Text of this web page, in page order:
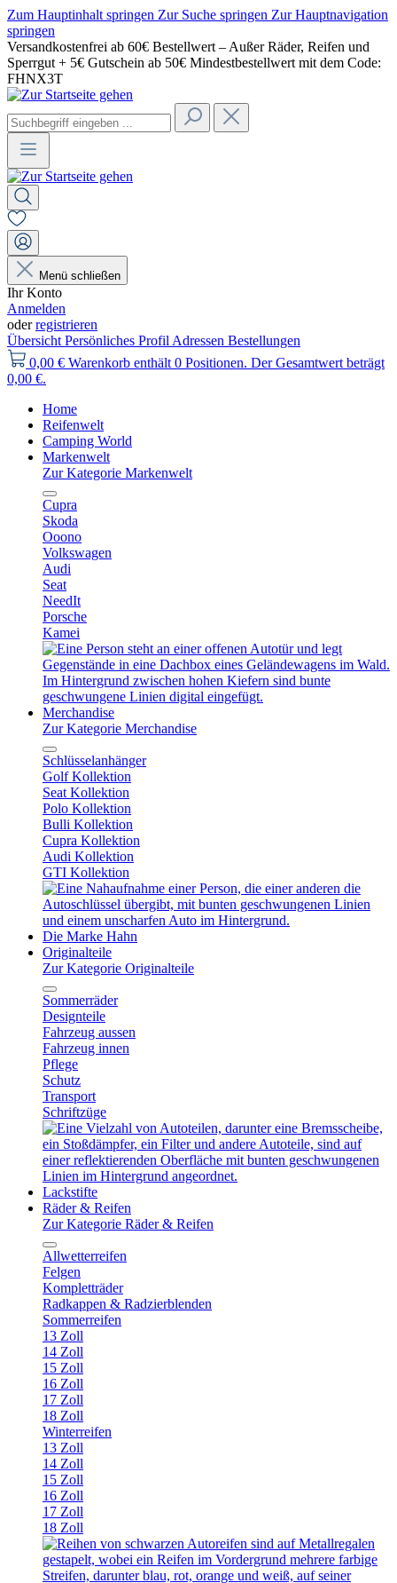
Zum Hauptinhalt springen Zur Suche springen Zur Hauptnavigation
springen
Versandkostenfrei ab 60€ Bestellwert – Außer Räder, Reifen und
Sperrgut + 5€ Gutschein ab 50€ Mindestbestellwert mit dem Code:
FHNX3T
Menü schließen
Ihr Konto
Anmelden
oderregistrieren
Übersicht Persönliches Profil Adressen Bestellungen
0,00 € Warenkorb enthält 0 Positionen. Der Gesamtwert beträgt
0,00 €.
Home
Reifenwelt
Camping World
Markenwelt
Zur Kategorie Markenwelt
Cupra
Skoda
Ooono
Volkswagen
Audi
Seat
NeedIt
Porsche
Kamei
Merchandise
Zur Kategorie Merchandise
Schlüsselanhänger
Golf Kollektion
Seat Kollektion
Polo Kollektion
Bulli Kollektion
Cupra Kollektion
Audi Kollektion
GTI Kollektion
Die Marke Hahn
Originalteile
Zur Kategorie Originalteile
Sommerräder
Designteile
Fahrzeug aussen
Fahrzeug innen
Pflege
Schutz
Transport
Schriftzüge
Lackstifte
Räder & Reifen
Zur Kategorie Räder & Reifen
Allwetterreifen
Felgen
Kompletträder
Radkappen & Radzierblenden
Sommerreifen
13 Zoll
14 Zoll
15 Zoll
16 Zoll
17 Zoll
18 Zoll
Winterreifen
13 Zoll
14 Zoll
15 Zoll
16 Zoll
17 Zoll
18 Zoll